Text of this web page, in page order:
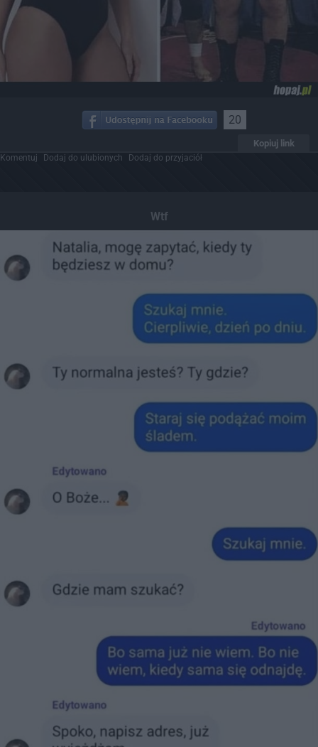
20
Kopiuj link
Komentuj Dodaj do ulubionych Dodaj do przyjaciół
Wtf